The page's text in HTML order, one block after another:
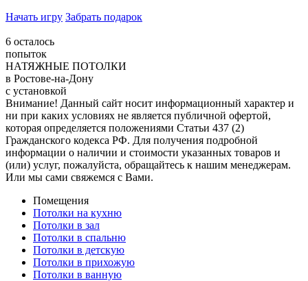
Начать игру Забрать подарок
6 осталось
попыток
НАТЯЖНЫЕ ПОТОЛКИ
в Ростове-на-Дону
с установкой
Внимание! Данный сайт носит информационный характер и
ни при каких условиях не является публичной офертой,
которая определяется положениями Статьи 437 (2)
Гражданского кодекса РФ. Для получения подробной
информации о наличии и стоимости указанных товаров и
(или) услуг, пожалуйста, обращайтесь к нашим менеджерам.
Или мы сами свяжемся с Вами.
Помещения
Потолки на кухню
Потолки в зал
Потолки в спальню
Потолки в детскую
Потолки в прихожую
Потолки в ванную